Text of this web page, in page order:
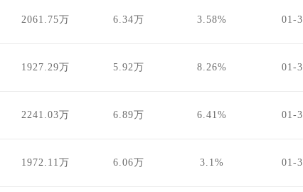
2061.75万 6.34万 3.58% 01-
1927.29万 5.92万 8.26% 01-
2241.03万 6.89万 6.41% 01-
1972.11万 6.06万 3.1% 01-